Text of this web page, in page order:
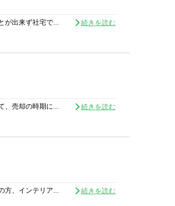
出来ず社宅で... 続きを読む
売却の時期に... 続きを読む
、インテリア... 続きを読む